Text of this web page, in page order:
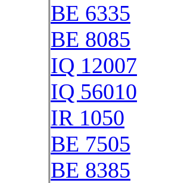
BE 6335
BE 8085
IQ 12007
IQ 56010
IR 1050
BE 7505
BE 8385